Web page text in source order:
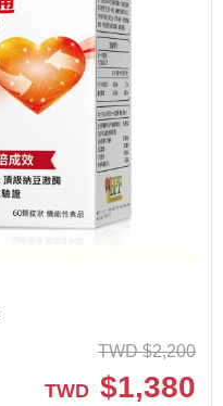
TWD $2,200
TWD $1,380